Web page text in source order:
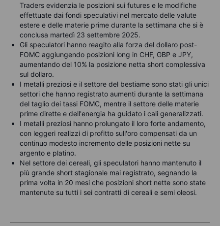
Traders evidenzia le posizioni sui futures e le modifiche
effettuate dai fondi speculativi nel mercato delle valute
estere e delle materie prime durante la settimana che si è
conclusa martedì 23 settembre 2025.
Gli speculatori hanno reagito alla forza del dollaro post-
FOMC aggiungendo posizioni long in CHF, GBP e JPY,
aumentando del 10% la posizione netta short complessiva
sul dollaro.
I metalli preziosi e il settore del bestiame sono stati gli unici
settori che hanno registrato aumenti durante la settimana
del taglio dei tassi FOMC, mentre il settore delle materie
prime dirette e dell'energia ha guidato i cali generalizzati.
I metalli preziosi hanno prolungato il loro forte andamento,
con leggeri realizzi di profitto sull'oro compensati da un
continuo modesto incremento delle posizioni nette su
argento e platino.
Nel settore dei cereali, gli speculatori hanno mantenuto il
più grande short stagionale mai registrato, segnando la
prima volta in 20 mesi che posizioni short nette sono state
mantenute su tutti i sei contratti di cereali e semi oleosi.